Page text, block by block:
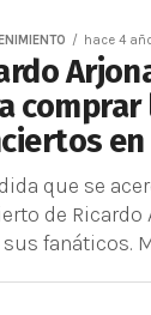
hace 4
que se
de
fanáticos.